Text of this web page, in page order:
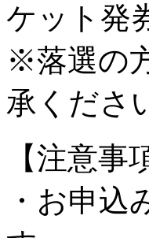
ケット発
※落選の
承くださ
【注意事
・お申